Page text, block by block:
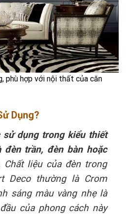
phù hợp với nội thất của căn
Dụng?
dụng trong kiểu thiết
đèn trần, đèn bàn hoặc
Chất liệu của đèn trong
Decothường là Crom
sáng màu vàng nhẹ là
của phong cách này